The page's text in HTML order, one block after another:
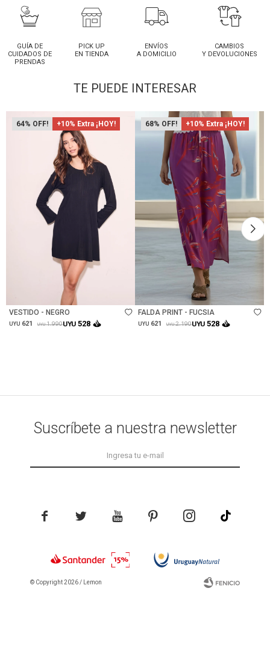
GUÍA DE
CUIDADOS DE
PRENDAS
PICK UP
EN TIENDA
ENVÍOS
A DOMICILIO
CAMBIOS
Y DEVOLUCIONES
TE PUEDE INTERESAR
64 +10% Extra ¡HOY!
VESTIDO - NEGRO
UYU 621 UYU 1.990UYU 528
68 +10% Extra ¡HOY!
FALDA PRINT - FUCSIA
UYU 621 UYU 2.190UYU 528
Suscríbete a nuestra newsletter
    
© Copyright 2026 / Lemon